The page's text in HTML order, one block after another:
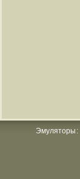
Эмуляторы :